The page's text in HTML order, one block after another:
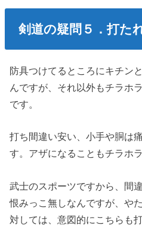
剣道の疑問５．打た
防具つけてるところにキチン
んですが、それ以外もチラホ
です。
打ち間違い安い、小手や胴は
す。アザになることもチラホラ
武士のスポーツですから、間
恨みっこ無しなんですが、や
対しては、意図的にこちらも